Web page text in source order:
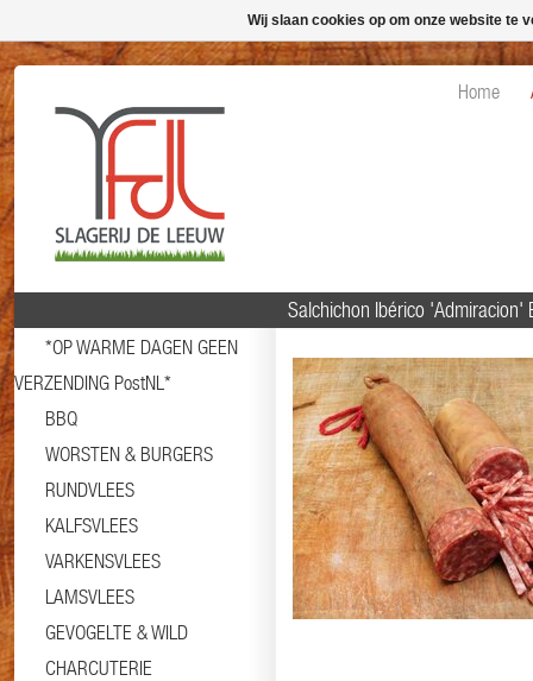
Home
*OP WARME DAGEN GEEN
VERZENDING PostNL*
BBQ
WORSTEN & BURGERS
RUNDVLEES
KALFSVLEES
VARKENSVLEES
LAMSVLEES
GEVOGELTE & WILD
CHARCUTERIE
Salchichon Ibérico 'Admiracion'
Wij slaan cookies op om onze website te